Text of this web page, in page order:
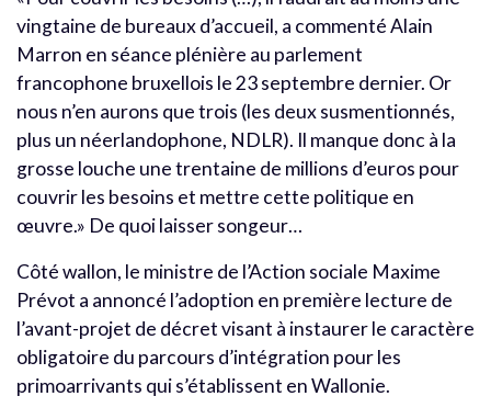
vingtaine de bureaux d’accueil, a commenté Alain
Marron en séance plénière au parlement
francophone bruxellois le 23 septembre dernier. Or
nous n’en aurons que trois (les deux susmentionnés,
plus un néerlandophone, NDLR). Il manque donc à la
grosse louche une trentaine de millions d’euros pour
couvrir les besoins et mettre cette politique en
œuvre.» De quoi laisser songeur…
Côté wallon, le ministre de l’Action sociale Maxime
Prévot a annoncé l’adoption en première lecture de
l’avant-projet de décret visant à instaurer le caractère
obligatoire du parcours d’intégration pour les
primoarrivants qui s’établissent en Wallonie.